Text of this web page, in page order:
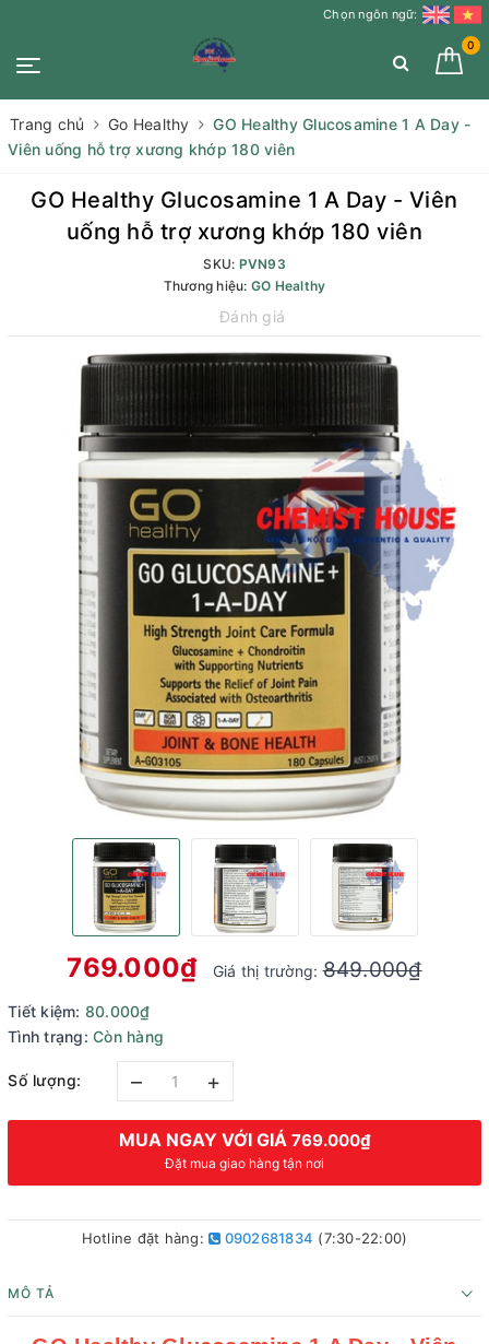
Chọn ngôn ngữ:
0
Trang chủ Go Healthy
GO Healthy Glucosamine 1 A Day -
Viên uống hỗ trợ xương khớp 180 viên
GO Healthy Glucosamine 1 A Day - Viên
uống hỗ trợ xương khớp 180 viên
SKU: PVN93
Thương hiệu: GO Healthy
Đánh giá
769.000₫ Giá thị trường:849.000₫
Tiết kiệm: 80.000₫
Tình trạng: Còn hàng
Số lượng: – +
MUA NGAY VỚI GIÁ 769.000₫
Đặt mua giao hàng tận nơi
Hotline đặt hàng: 0902681834 (7:30-22:00)
MÔ TẢ